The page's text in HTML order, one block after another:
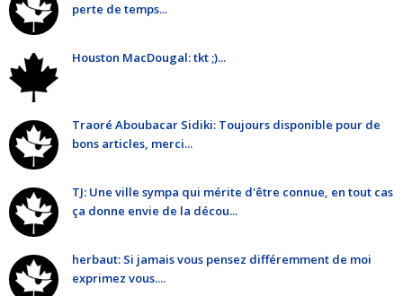
perte de temps...
Houston MacDougal: tkt ;)...
Traoré Aboubacar Sidiki: Toujours disponible pour de
bons articles, merci...
TJ: Une ville sympa qui mérite d'être connue, en tout cas
ça donne envie de la décou...
herbaut: Si jamais vous pensez différemment de moi
exprimez vous....